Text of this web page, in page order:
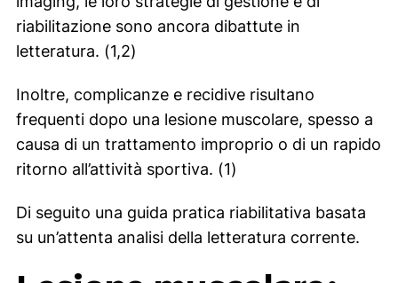
riabilitazione sono ancora dibattute in
letteratura. (1,2)
Inoltre, complicanze e recidive risultano
frequenti dopo una lesione muscolare, spesso a
causa di un trattamento improprio o di un rapido
ritorno all’attività sportiva. (1)
Di seguito una guida pratica riabilitativa basata
su un’attenta analisi della letteratura corrente.